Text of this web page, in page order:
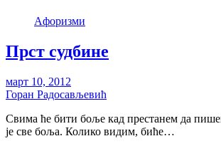
Aфоризми
Прст судбине
март 10, 2012
Горан Радосављевић
Свима ће бити боље кад престанем да
је све боља. Колико видим, биће…